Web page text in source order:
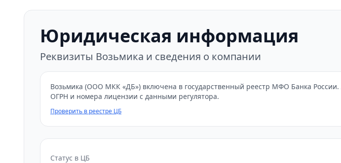
Юридическая информация
Реквизиты Возьмика и сведения о компании
Возьмика (ООО МКК «ДБ») включена в государственный реестр МФО Банка
ОГРН и номера лицензии с данными регулятора.
Проверить в реестре ЦБ
Статус в ЦБ